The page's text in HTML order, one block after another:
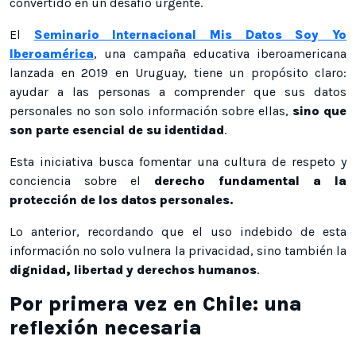
El Seminario Internacional Mis Datos Soy Yo
Iberoamérica, una campaña educativa iberoamericana
lanzada en 2019 en Uruguay, tiene un propósito claro:
ayudar a las personas a comprender que sus datos
personales no son solo información sobre ellas, sino que
son parte esencial de su identidad.
Esta iniciativa busca fomentar una cultura de respeto y
conciencia sobre el derecho fundamental a la
protección de los datos personales.
Lo anterior, recordando que el uso indebido de esta
información no solo vulnera la privacidad, sino también la
dignidad, libertad y derechos humanos.
Por primera vez en Chile: una
reflexión necesaria